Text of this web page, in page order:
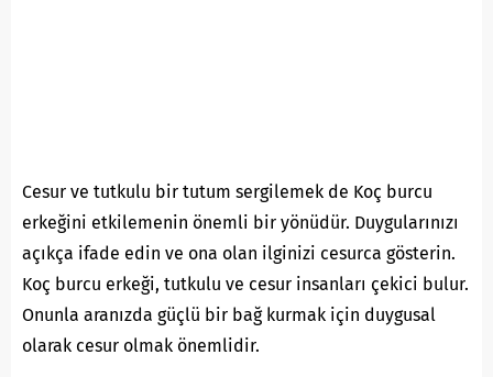
Cesur ve tutkulu bir tutum sergilemek de Koç burcu
erkeğini etkilemenin önemli bir yönüdür. Duygularınızı
açıkça ifade edin ve ona olan ilginizi cesurca gösterin.
Koç burcu erkeği, tutkulu ve cesur insanları çekici bulur.
Onunla aranızda güçlü bir bağ kurmak için duygusal
olarak cesur olmak önemlidir.